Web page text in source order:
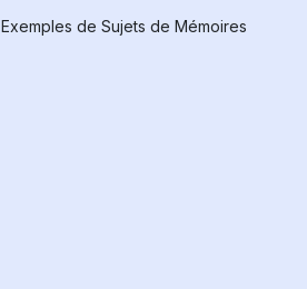
Exemples de Sujets de Mémoires